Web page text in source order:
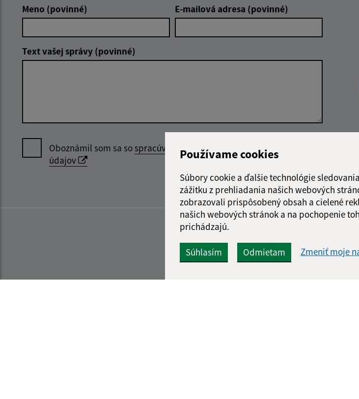
Používame cookies
Súbory cookie a ďalšie technológie
zážitku z prehliadania našich webových
zobrazovali prispôsobený obsah a cielené
našich webových stránok a na pochopenie
prichádzajú.
Súhlasím Odmietam Zmeniť moje
Meno (povinné) E-mailová adresa (povinné)
Text vašej správy (povinné)
Oboznámil som sa sospracúvaním osobných
údajov
správu